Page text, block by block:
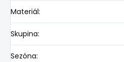
Materiál:
Skupina:
Sezóna: